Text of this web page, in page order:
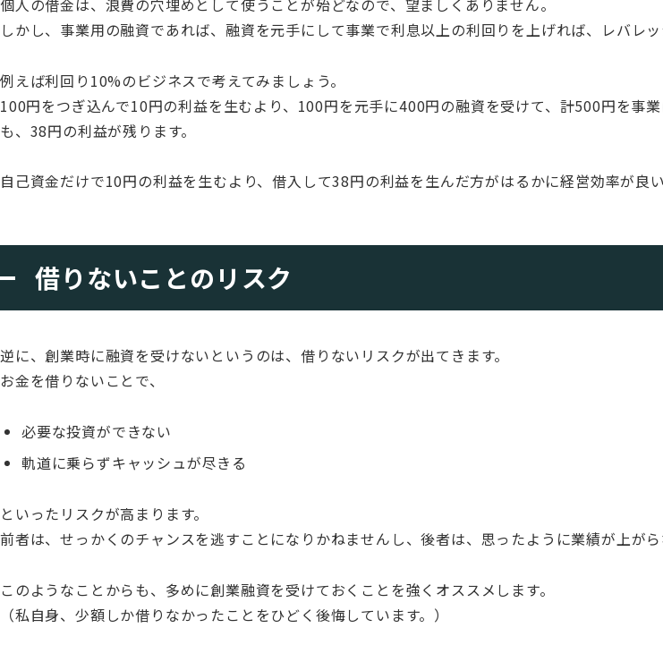
個人の借金は、浪費の穴埋めとして使うことが殆どなので、望ましくありません。
しかし、事業用の融資であれば、融資を元手にして事業で利息以上の利回りを上げれば、レバレ
例えば利回り10%のビジネスで考えてみましょう。
100円をつぎ込んで10円の利益を生むより、100円を元手に400円の融資を受けて、計500円を事
も、38円の利益が残ります。
自己資金だけで10円の利益を生むより、借入して38円の利益を生んだ方がはるかに経営効率が良い
借りないことのリスク
逆に、創業時に融資を受けないというのは、借りないリスクが出てきます。
お金を借りないことで、
必要な投資ができない
軌道に乗らずキャッシュが尽きる
といったリスクが高まります。
前者は、せっかくのチャンスを逃すことになりかねませんし、後者は、思ったように業績が上が
このようなことからも、多めに創業融資を受けておくことを強くオススメします。
（私自身、少額しか借りなかったことをひどく後悔しています。）